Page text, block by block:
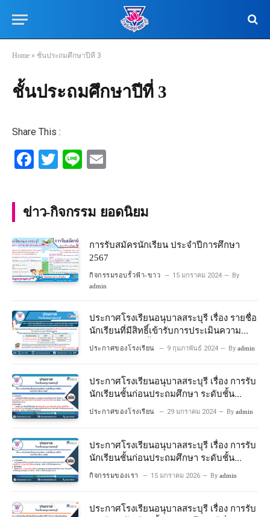
Home » ชั้นประถมศึกษาปีที่ 3
ชั้นประถมศึกษาปีที่ 3
Share This :
Facebook
Twitter
Line
ข่าว-กิจกรรม ยอดนิยม
การรับสมัครนักเรียน ประจำปีการศึกษา
2567
กิจกรรมรอบรั้วฟ้า-ขาว 15 มกราคม 2024 By
admin
ประกาศโรงเรียนอนุบาลสระบุรี เรื่อง รายชื่อ
นักเรียนที่มีสิทธิ์เข้ารับการประเมินความ
พร้อมเข้าเรียนชั้นประถมศึกษาปีที่ 1
ประกาศของโรงเรียน 9 กุมภาพันธ์ 2024 By admin
ประกาศโรงเรียนอนุบาลสระบุรี เรื่อง การรับ
นักเรียนชั้นก่อนประถมศึกษา ระดับชั้น
อนุบาลปีที่ 2 ประจําปีการศึกษา 2567
ประกาศของโรงเรียน 29 มกราคม 2024 By admin
ประกาศโรงเรียนอนุบาลสระบุรี เรื่อง การรับ
นักเรียนชั้นก่อนประถมศึกษา ระดับชั้น
อนุบาลปีที่ ๒ ประจำปีการศึกษา ๒๕๖๙
กิจกรรมของเรา 15 มกราคม 2026 By admin
ประกาศโรงเรียนอนุบาลสระบุรี เรื่อง การรับ